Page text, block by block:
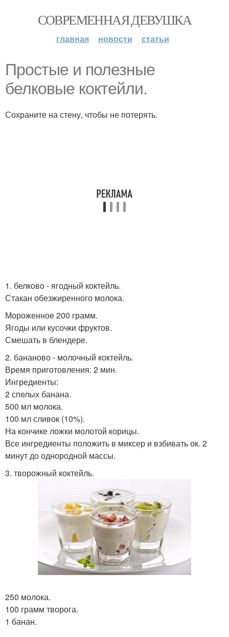
СОВРЕМЕННАЯ ДЕВУШКА
главная новости статьи
Простые и полезные
белковые коктейли.
Сохраните на стену, чтобы не потерять.
1. белково - ягодный коктейль.
Стакан обезжиренного молока.
Мороженное 200 грамм.
Ягоды или кусочки фруктов.
Смешать в блендере.
2. бананово - молочный коктейль.
Время приготовления: 2 мин.
Ингредиенты:
2 спелых банана.
500 мл молока.
100 мл сливок (10%).
На кончике ложки молотой корицы.
Все ингредиенты положить в миксер и взбивать ок. 2
минут до однородной массы.
3. творожный коктейль.
250 молока.
100 грамм творога.
1 банан.